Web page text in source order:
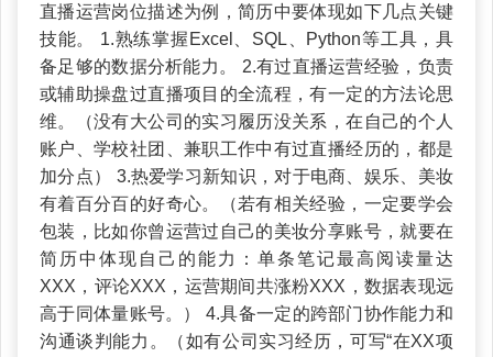
直播运营岗位描述为例，简历中要体现如下几点关键
技能。 1.熟练掌握Excel、SQL、Python等工具，具
备足够的数据分析能力。 2.有过直播运营经验，负责
或辅助操盘过直播项目的全流程，有一定的方法论思
维。（没有大公司的实习履历没关系，在自己的个人
账户、学校社团、兼职工作中有过直播经历的，都是
加分点） 3.热爱学习新知识，对于电商、娱乐、美妆
有着百分百的好奇心。（若有相关经验，一定要学会
包装，比如你曾运营过自己的美妆分享账号，就要在
简历中体现自己的能力：单条笔记最高阅读量达
XXX，评论XXX，运营期间共涨粉XXX，数据表现远
高于同体量账号。） 4.具备一定的跨部门协作能力和
沟通谈判能力。（如有公司实习经历，可写“在XX项